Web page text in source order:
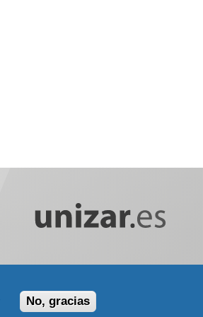
No, gracias